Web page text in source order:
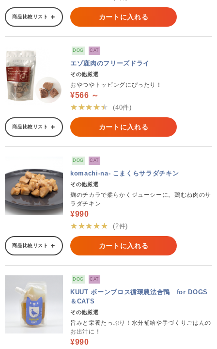
商品比較リスト カートに入れる
DOG CAT
エゾ鹿肉のフリーズドライ
その他厳選
おやつやトッピングにぴったり！
¥566 ～
★★★★★
(40件)
商品比較リスト カートに入れる
DOG CAT
komachi-na- こまくらサラダチキン
その他厳選
麹のチカラで柔らかくジューシーに。鶏むね肉のサ
ラダチキン
¥990
★★★★★
(2件)
商品比較リスト カートに入れる
DOG CAT
KUUT ボーンブロス循環農法合鴨 for DOGS
＆CATS
その他厳選
旨みと栄養たっぷり！水分補給や手づくりごはんの
お出汁に！
¥990